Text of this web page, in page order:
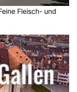
Fleisch- und